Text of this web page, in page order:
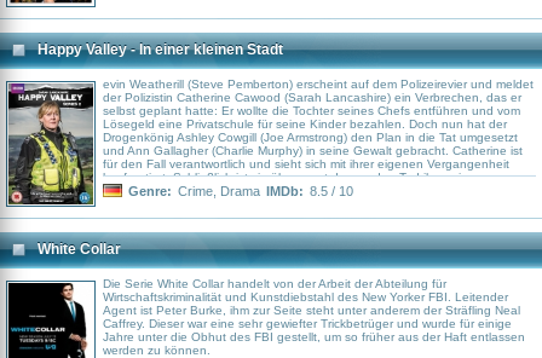
illegale Geschäfte ein. Das zieht schon bald die Aufmerksamkeit der Justiz
auf sich, besonders der FBI-Agent Patrick Denham (Kyle Chandler) schaut
aufmerksam hinter die Fassade von Belforts Firmengeflecht. Als die
Gesetzeshüter Jordan langsam auf die Schliche kommen, droht sein
gesamtes Kartenhaus einzustürzen.
Happy Valley - In einer kleinen Stadt
evin Weatherill (Steve Pemberton) erscheint auf dem Polizeirevier und meldet
der Polizistin Catherine Cawood (Sarah Lancashire) ein Verbrechen, das er
selbst geplant hatte: Er wollte die Tochter seines Chefs entführen und vom
Lösegeld eine Privatschule für seine Kinder bezahlen. Doch nun hat der
Drogenkönig Ashley Cowgill (Joe Armstrong) den Plan in die Tat umgesetzt
und Ann Gallagher (Charlie Murphy) in seine Gewalt gebracht. Catherine ist
für den Fall verantwortlich und sieht sich mit ihrer eigenen Vergangenheit
konfrontiert: Schließlich ist sie überzeugt davon, den Tod ihrer eigenen
Tochter nur rächen zu können, indem sie Ann rettet und die Täter vor Gericht
Genre: Crime Drama IMDb: 8.5 / 10
White Collar
Die Serie White Collar handelt von der Arbeit der Abteilung für
Wirtschaftskriminalität und Kunstdiebstahl des New Yorker FBI. Leitender
Agent ist Peter Burke, ihm zur Seite steht unter anderem der Sträfling Neal
Caffrey. Dieser war eine sehr gewiefter Trickbetrüger und wurde für einige
Jahre unter die Obhut des FBI gestellt, um so früher aus der Haft entlassen
werden zu können.